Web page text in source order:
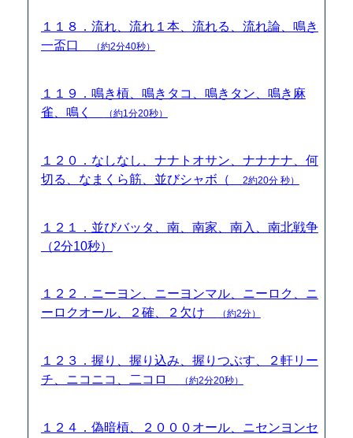
１１８．流れ、流れ１本、流れる、流れ論、鳴き
一盃口
（約2分40秒）
１１９．鳴き槓、鳴きタコ、鳴きタン、鳴き麻
雀、鳴く
（約1分20秒）
１２０．なしなし、ナナトオサン、ナナナナ、何
切る、なまくら筋、並びシャボ（
2約20分 秒）
１２１．並びバッタ、南、南家、南入、南北戦争
（2分10秒）
１２２．ニーヨン、ニーヨンマル、ニーロク、ニ
ーロクオール、２確、２欠け
（約2分）
１２３．握り、握り込み、握りつぶす、２軒リー
チ、ニコニコ、二コロ
（約2分20秒）
１２４．偽暗槓、２０００オール、ニセンヨンセ